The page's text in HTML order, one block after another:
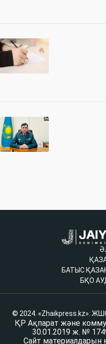
БАТЫС
БҚО
© 2024. «Zhaikpress.kz».
ҚР Ақпарат және
30.01.2019 ж. №
Сайт материалдарын